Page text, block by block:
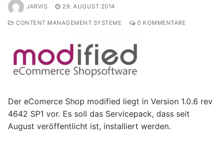
JARVIS 29. AUGUST 2014
CONTENT MANAGEMENT SYSTEME 0 KOMMENTARE
Der eComerce Shop modified liegt in Version 1.0.6 rev
4642 SP1 vor. Es soll das Servicepack, dass seit
August veröffentlicht ist, installiert werden.